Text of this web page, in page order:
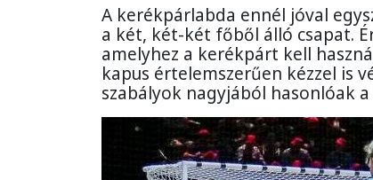
A kerékpárlabda ennél jóval
a két, két-két főből álló csapat.
amelyhez a kerékpárt kell
kapus értelemszerűen kézzel is
szabályok nagyjából hasonlóak